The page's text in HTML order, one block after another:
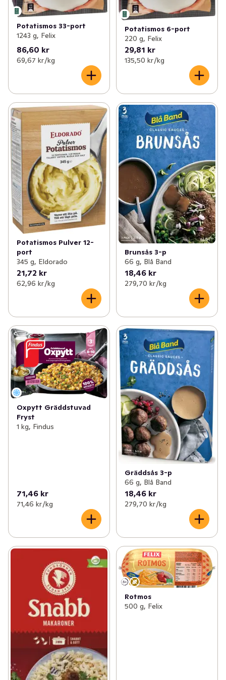
Potatismos 33-port
1243 g, Felix
86,60 kr
69,67 kr /kg
Potatismos 6-port
220 g, Felix
29,81 kr
135,50 kr /kg
Potatismos Pulver 12-
port
345 g, Eldorado
21,72 kr
62,96 kr /kg
Brunsås 3-p
66 g, Blå Band
18,46 kr
279,70 kr /kg
Oxpytt Gräddstuvad
Fryst
1 kg, Findus
71,46 kr
71,46 kr /kg
Gräddsås 3-p
66 g, Blå Band
18,46 kr
279,70 kr /kg
Rotmos
500 g, Felix